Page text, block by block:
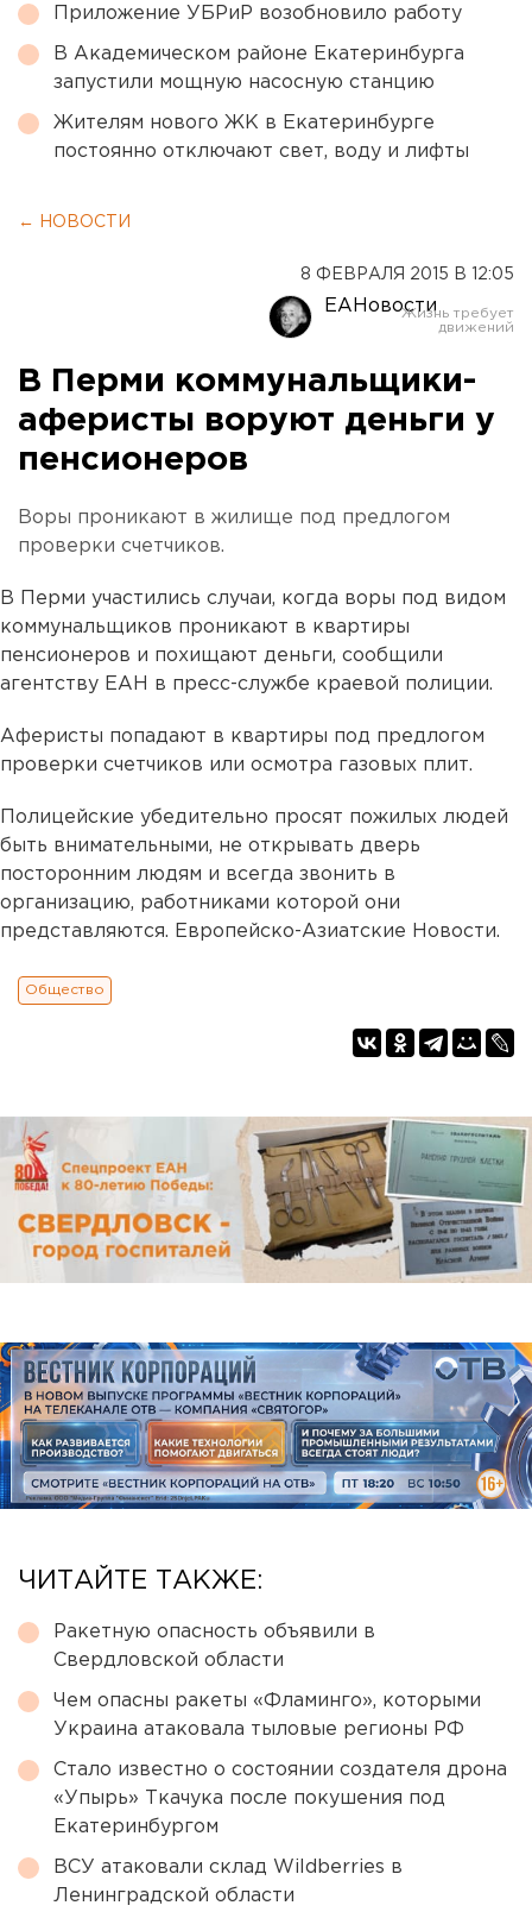
Приложение УБРиР возобновило работу
В Академическом районе Екатеринбурга
запустили мощную насосную станцию
Жителям нового ЖК в Екатеринбурге
постоянно отключают свет, воду и лифты
← НОВОСТИ
8 ФЕВРАЛЯ 2015 В 12:05
ЕАНовости
В Перми коммунальщики-
аферисты воруют деньги у
пенсионеров
Воры проникают в жилище под предлогом
проверки счетчиков.
В Перми участились случаи, когда воры под видом
коммунальщиков проникают в квартиры
пенсионеров и похищают деньги, сообщили
агентству ЕАН в пресс-службе краевой полиции.
Аферисты попадают в квартиры под предлогом
проверки счетчиков или осмотра газовых плит.
Полицейские убедительно просят пожилых людей
быть внимательными, не открывать дверь
посторонним людям и всегда звонить в
организацию, работниками которой они
представляются. Европейско-Азиатские Новости.
Общество
ЧИТАЙТЕ ТАКЖЕ:
Ракетную опасность объявили в
Свердловской области
Чем опасны ракеты «Фламинго», которыми
Украина атаковала тыловые регионы РФ
Стало известно о состоянии создателя дрона
«Упырь» Ткачука после покушения под
Екатеринбургом
ВСУ атаковали склад Wildberries в
Ленинградской области